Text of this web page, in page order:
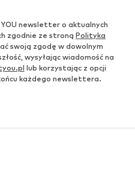
newsletter o aktualnych
zgodnie ze stroną Polityka
swoją zgodę w dowolnym
wysyłając wiadomość na
lub korzystając z opcji
każdego newslettera.